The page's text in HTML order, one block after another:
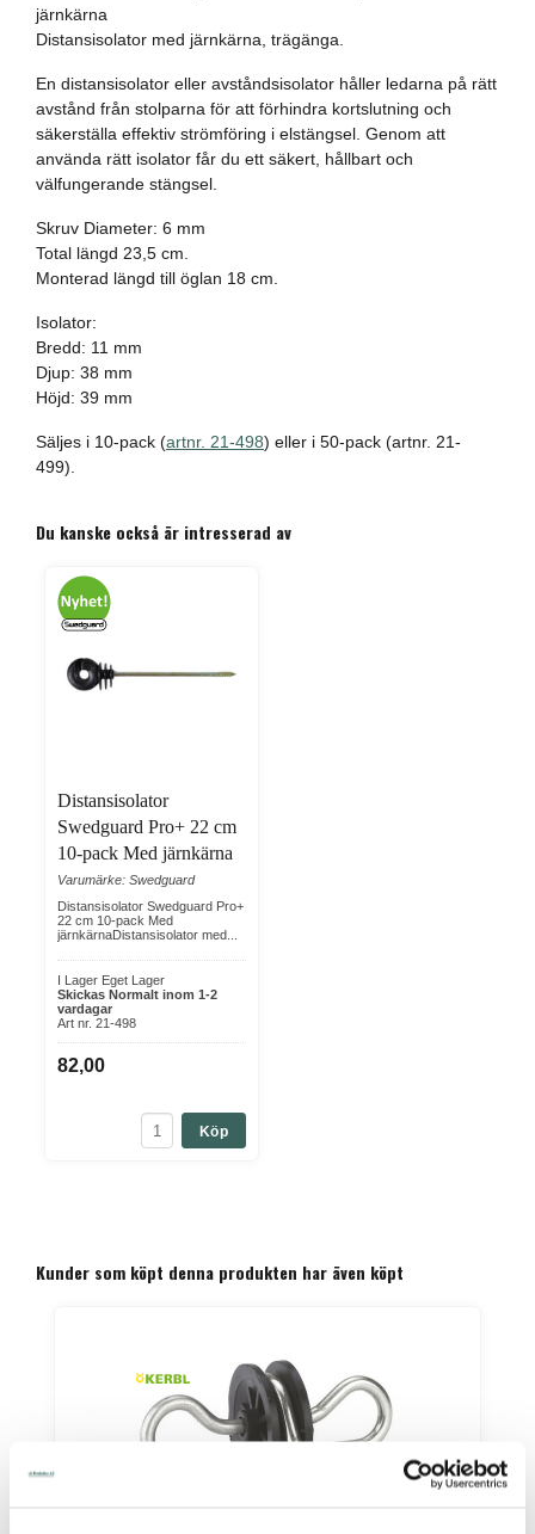
järnkärna
Distansisolator med järnkärna, trägänga.
En distansisolator eller avståndsisolator håller ledarna på rätt
avstånd från stolparna för att förhindra kortslutning och
säkerställa effektiv strömföring i elstängsel. Genom att
använda rätt isolator får du ett säkert, hållbart och
välfungerande stängsel.
Skruv Diameter: 6 mm
Total längd 23,5 cm.
Monterad längd till öglan 18 cm.
Isolator:
Bredd: 11 mm
Djup: 38 mm
Höjd: 39 mm
Säljes i 10-pack (artnr. 21-498) eller i 50-pack (artnr. 21-
499).
Du kanske också är intresserad av
Distansisolator
Swedguard Pro+ 22 cm
10-pack Med järnkärna
Varumärke: Swedguard
Distansisolator Swedguard Pro+
22 cm 10-pack Med
järnkärnaDistansisolator med...
I Lager Eget Lager
Skickas Normalt inom 1-2
vardagar
Art nr. 21-498
82,00
Köp
Kunder som köpt denna produkten har även köpt